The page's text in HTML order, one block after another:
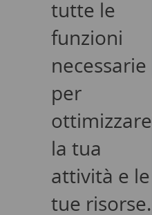
tutte le
funzioni
necessarie
per
ottimizzare
la tua
attività e le
tue risorse.